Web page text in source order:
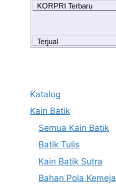
KORPRI Terbaru
Terjual
Katalog
Kain Batik
Semua Kain Batik
Batik Tulis
Kain Batik Sutra
Bahan Pola Kemeja